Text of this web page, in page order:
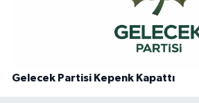
Gelecek Partisi Kepenk Kapattı